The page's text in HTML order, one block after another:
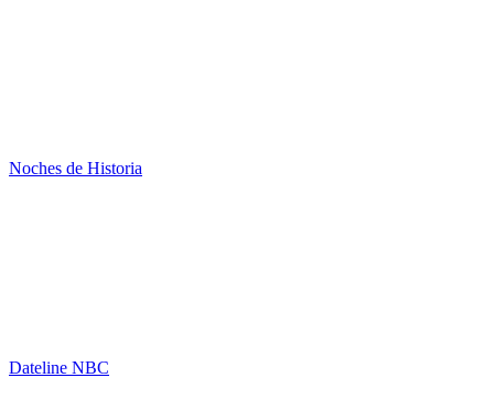
Noches de Historia
Dateline NBC